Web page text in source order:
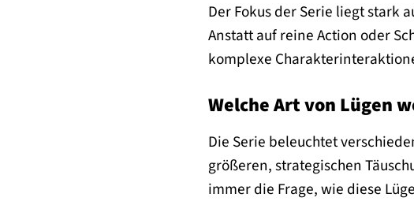
Der Fokus der Serie liegt stark
Anstatt auf reine Action oder
komplexe
Welche Art von Lügen
Die Serie beleuchtet
größeren, strategischen
immer die Frage, wie diese